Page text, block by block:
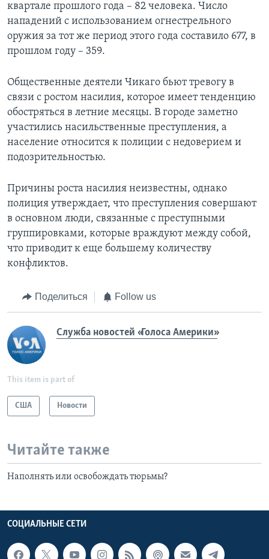
квартале прошлого года – 82 человека. Число
нападений с использованием огнестрельного
оружия за тот же период этого года составило 677, в
прошлом году – 359.
Общественные деятели Чикаго бьют тревогу в
связи с ростом насилия, которое имеет тенденцию
обостряться в летние месяцы. В городе заметно
участились насильственные преступления, а
население относится к полиции с недоверием и
подозрительностью.
Причины роста насилия неизвестны, однако
полиция утверждает, что преступления совершают
в основном люди, связанные с преступными
группировками, которые враждуют между собой,
что приводит к еще большему количеству
конфликтов.
Поделиться Follow us
Служба новостей «Голоса Америки»
This item is part of
США Новости
Читайте также
Наполнять или освобождать тюрьмы?
СОЦИАЛЬНЫЕ СЕТИ